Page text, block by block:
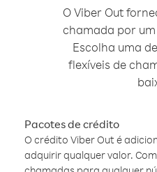
O Viber Out
chamada por
Escolha uma
flexíveis de
Pacotes de crédito
O crédito Viber Out é
adquirir qualquer valor.